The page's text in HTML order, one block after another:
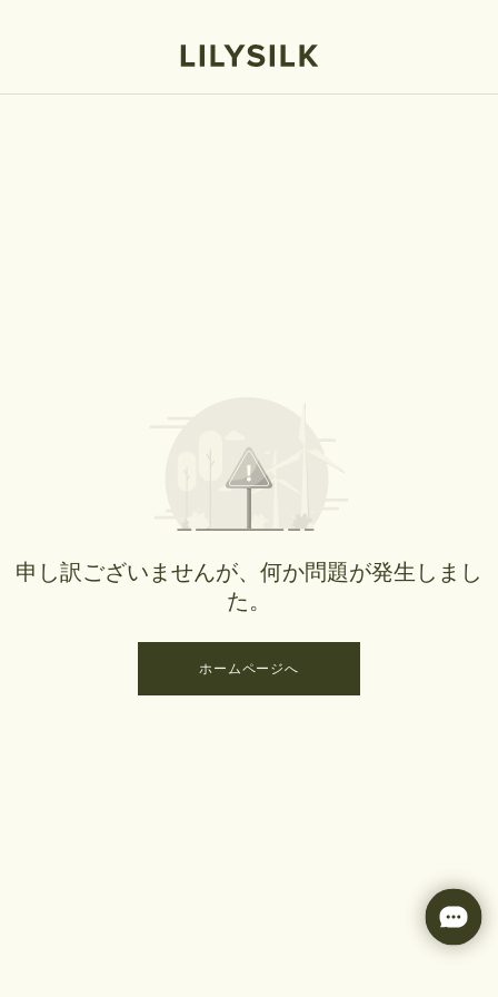
申し訳ございませんが、何か問題が発生しまし
た。
ホームページへ